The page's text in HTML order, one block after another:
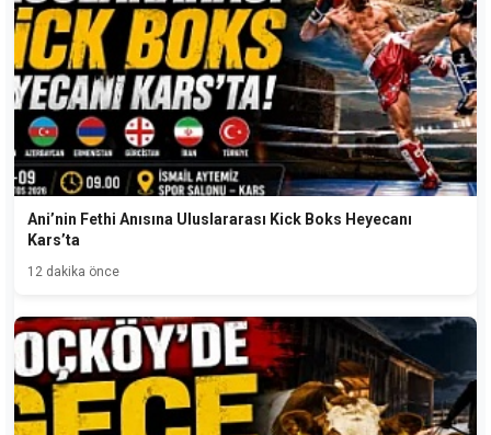
Ani’nin Fethi Anısına Uluslararası Kick Boks Heyecanı
Kars’ta
12 dakika önce